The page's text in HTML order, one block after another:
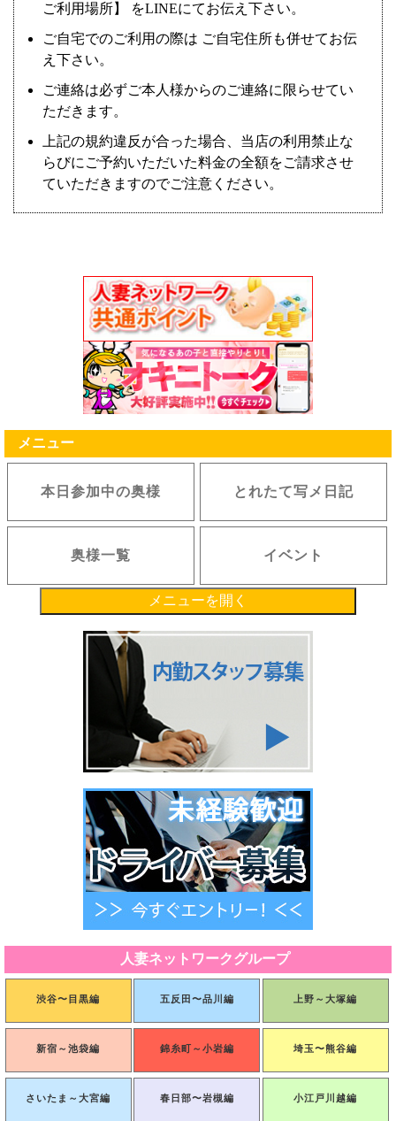
ご利用場所】 をLINEにてお伝え下さい。
ご自宅でのご利用の際は ご自宅住所も併せてお伝
え下さい。
ご連絡は必ずご本人様からのご連絡に限らせてい
ただきます。
上記の規約違反が合った場合、当店の利用禁止な
らびにご予約いただいた料金の全額をご請求させ
ていただきますのでご注意ください。
メニュー
本日参加中の奥様 とれたて写メ日記
奥様一覧 イベント
メニューを開く
人妻ネットワークグループ
渋谷〜目黒編 五反田〜品川編 上野～大塚編
新宿～池袋編 錦糸町～小岩編 埼玉〜熊谷編
さいたま～大宮編 春日部〜岩槻編 小江戸川越編